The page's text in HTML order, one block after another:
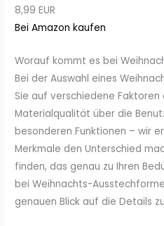
8,99 EUR
Bei Amazon kaufen
Worauf kommt es bei
Bei der Auswahl eines
Sie auf verschiedene Faktoren
Materialqualität über die
besonderen Funktionen – wir
Merkmale den Unterschied
finden, das genau zu Ihren
bei Weihnachts-
genauen Blick auf die Details